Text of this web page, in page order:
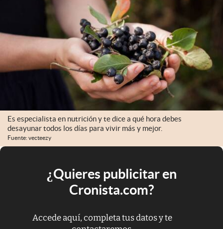
Es especialista en nutrición y te dice a qué hora debes
desayunar todos los días para vivir más y mejor.
Fuente: vecteezy
¿Quieres publicitar en
Cronista.com?
Accede aquí, completa tus datos y te